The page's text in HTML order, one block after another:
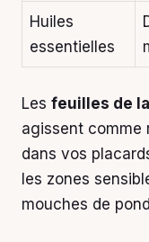
Huiles
essentielles
Les feuilles de
agissent comme
dans vos
les zones
mouches de